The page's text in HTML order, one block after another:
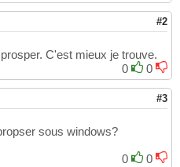
#2
C'est mieux je trouve.
0
0
#3
sous windows?
0
0